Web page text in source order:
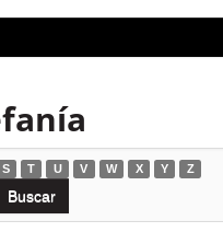
S T U V W X Y Z